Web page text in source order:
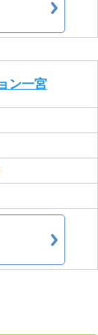
ン一宮